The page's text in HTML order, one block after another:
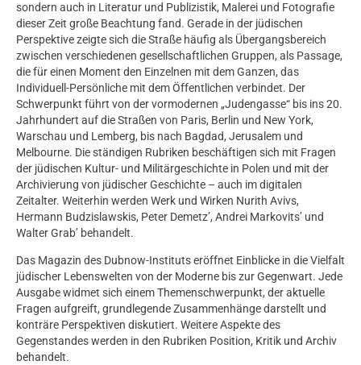
sondern auch in Literatur und Publizistik, Malerei und Fotografie
dieser Zeit große Beachtung fand. Gerade in der jüdischen
Perspektive zeigte sich die Straße häufig als Übergangsbereich
zwischen verschiedenen gesellschaftlichen Gruppen, als Passage,
die für einen Moment den Einzelnen mit dem Ganzen, das
Individuell-Persönliche mit dem Öffentlichen verbindet. Der
Schwerpunkt führt von der vormodernen „Judengasse“ bis ins 20.
Jahrhundert auf die Straßen von Paris, Berlin und New York,
Warschau und Lemberg, bis nach Bagdad, Jerusalem und
Melbourne. Die ständigen Rubriken beschäftigen sich mit Fragen
der jüdischen Kultur- und Militärgeschichte in Polen und mit der
Archivierung von jüdischer Geschichte – auch im digitalen
Zeitalter. Weiterhin werden Werk und Wirken Nurith Avivs,
Hermann Budzislawskis, Peter Demetz’, Andrei Markovits’ und
Walter Grab’ behandelt.
Das Magazin des Dubnow-Instituts eröffnet Einblicke in die Vielfalt
jüdischer Lebenswelten von der Moderne bis zur Gegenwart. Jede
Ausgabe widmet sich einem Themenschwerpunkt, der aktuelle
Fragen aufgreift, grundlegende Zusammenhänge darstellt und
konträre Perspektiven diskutiert. Weitere Aspekte des
Gegenstandes werden in den Rubriken Position, Kritik und Archiv
behandelt.